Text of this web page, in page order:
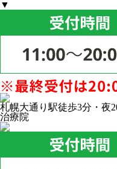
▼
札幌大通り駅徒歩3分・夜
治療院